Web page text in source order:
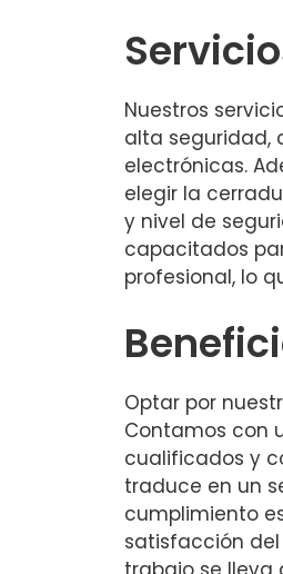
Nuestros
alta seguridad,
electrónicas.
elegir la
y nivel de
capacitados
profesional, lo
Optar por
Contamos con
cualificados y
traduce en un
cumplimiento
satisfacción